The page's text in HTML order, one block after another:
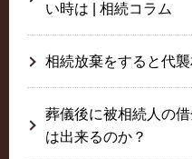
い時は | 相続コラム
相続放棄をすると代
葬儀後に被相続人の
は出来るのか？